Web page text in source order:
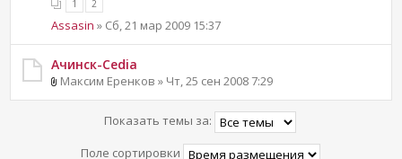
1 2
Assasin » Сб, 21 мар 2009 15:37
Ачинск-Cedia
Максим Еренков » Чт, 25 сен 2008 7:29
Показать темы за:
Поле сортировки